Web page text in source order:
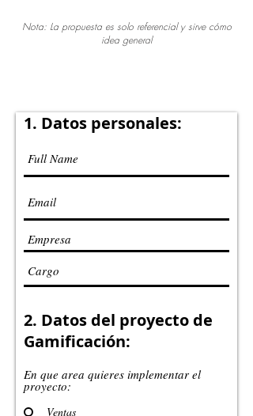
En que area quieres implementar el
proyecto:
Ventas
2. Datos del proyecto de
Gamificación:
1. Datos personales:
Nota: La propuesta es solo referencial y sirve cómo
idea general